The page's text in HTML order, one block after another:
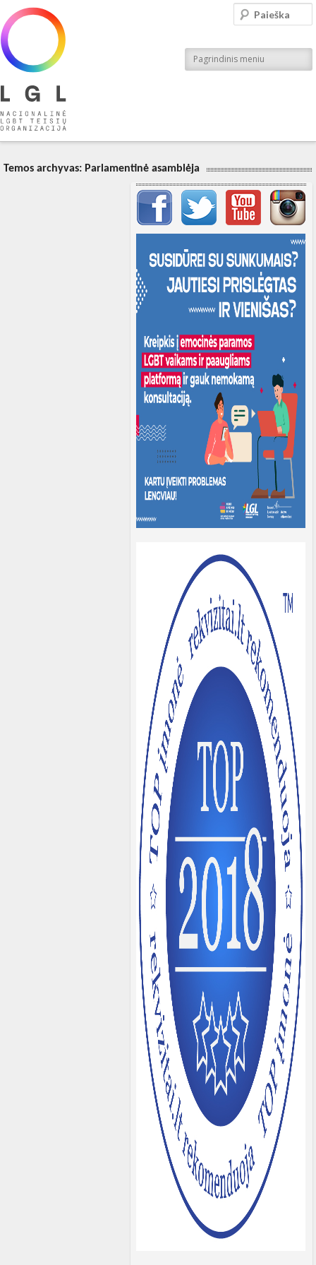
Nacionalinė LGBT teisių organizacija
Pagrindinis meniu
Paieška
Temos archyvas: Parlamentinė asamblėja
Svarbių įrašų meniu